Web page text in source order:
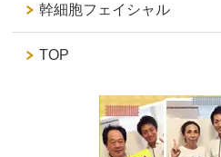
幹細胞フェイシャル
TOP